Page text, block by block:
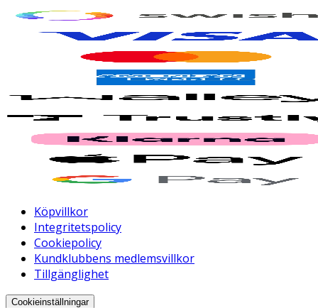
Köpvillkor
Integritetspolicy
Cookiepolicy
Kundklubbens medlemsvillkor
Tillgänglighet
Cookieinställningar